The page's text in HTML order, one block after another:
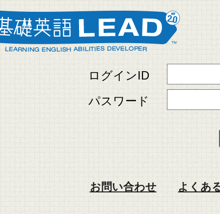
ログインID
パスワード
お問い合わせ よくあ